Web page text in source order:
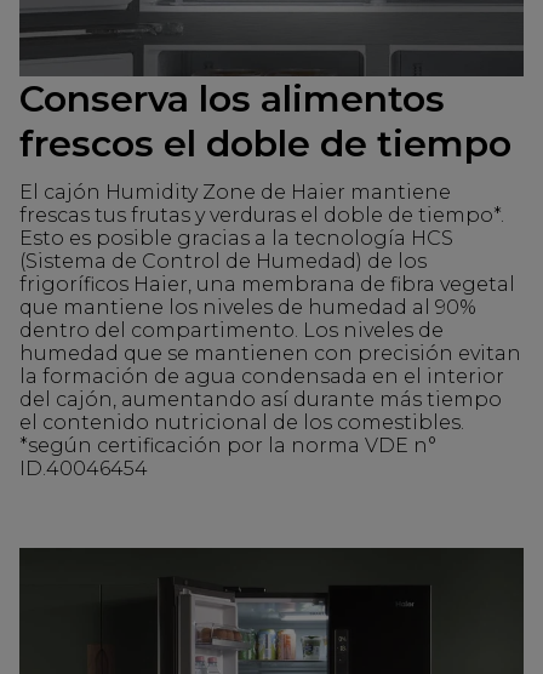
Conserva los alimentos
frescos el doble de tiempo
El cajón Humidity Zone de Haier mantiene
frescas tus frutas y verduras el doble de tiempo*.
Esto es posible gracias a la tecnología HCS
(Sistema de Control de Humedad) de los
frigoríficos Haier, una membrana de fibra vegetal
que mantiene los niveles de humedad al 90%
dentro del compartimento. Los niveles de
humedad que se mantienen con precisión evitan
la formación de agua condensada en el interior
del cajón, aumentando así durante más tiempo
el contenido nutricional de los comestibles.
*según certificación por la norma VDE n°
ID.40046454